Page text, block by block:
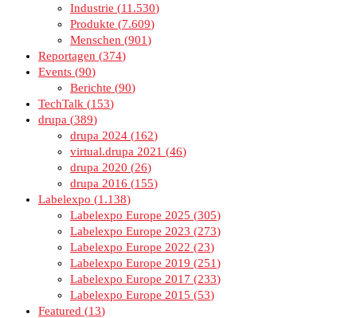
Industrie
11.530
Produkte
7.609
Menschen
901
Reportagen
374
Events 90
Berichte
90
TechTalk
153
drupa
389
drupa 2024
162
virtual.drupa 2021
46
drupa 2020
26
drupa 2016
155
Labelexpo
1.138
Labelexpo Europe 2025
305
Labelexpo Europe 2023
273
Labelexpo Europe 2022
23
Labelexpo Europe 2019
251
Labelexpo Europe 2017
233
Labelexpo Europe 2015
53
Featured
13